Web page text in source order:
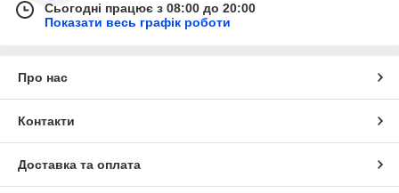
Сьогодні працює з 08:00 до 20:00
Показати весь графік роботи
Про нас
Контакти
Доставка та оплата